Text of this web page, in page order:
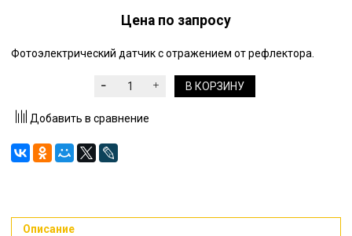
Цена по запросу
Фотоэлектрический датчик с отражением от рефлектора.
В КОРЗИНУ
Добавить в сравнение
Описание